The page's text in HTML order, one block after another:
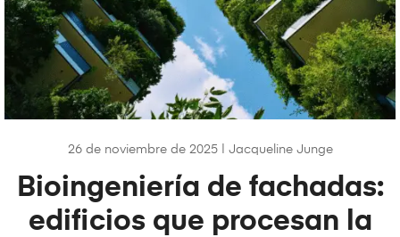
26 de noviembre de 2025| Jacqueline Junge
Bioingeniería de fachadas:
edificios que procesan la